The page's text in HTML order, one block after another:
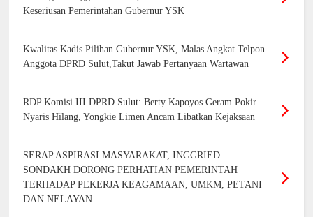
Keseriusan Pemerintahan Gubernur YSK
Kwalitas Kadis Pilihan Gubernur YSK, Malas Angkat Telpon
Anggota DPRD Sulut,Takut Jawab Pertanyaan Wartawan
RDP Komisi III DPRD Sulut: Berty Kapoyos Geram Pokir
Nyaris Hilang, Yongkie Limen Ancam Libatkan Kejaksaan
SERAP ASPIRASI MASYARAKAT, INGGRIED
SONDAKH DORONG PERHATIAN PEMERINTAH
TERHADAP PEKERJA KEAGAMAAN, UMKM, PETANI
DAN NELAYAN